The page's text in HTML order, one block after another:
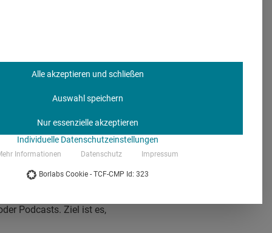
Für Schrix steht
bringt uns weiter.“
insgesamt. Tempo
sie Wirkung
Zeit für
zur KI ist weder
testet sie
Podcasts. Ziel ist es,
Alle akzeptieren und schließen
Auswahl speichern
Nur essenzielle akzeptieren
Individuelle Datenschutzeinstellungen
Informationen Datenschutz Impressum
Borlabs Cookie - TCF-CMP Id: 323